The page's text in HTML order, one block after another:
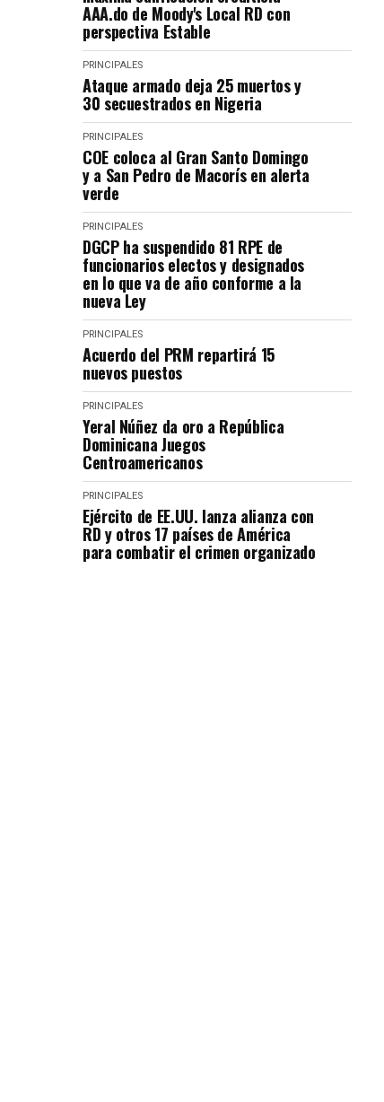
AAA.do de Moody's Local RD con
perspectiva Estable
PRINCIPALES
Ataque armado deja 25 muertos y
30 secuestrados en Nigeria
PRINCIPALES
COE coloca al Gran Santo Domingo
y a San Pedro de Macorís en alerta
verde
PRINCIPALES
DGCP ha suspendido 81 RPE de
funcionarios electos y designados
en lo que va de año conforme a la
nueva Ley
PRINCIPALES
Acuerdo del PRM repartirá 15
nuevos puestos
PRINCIPALES
Yeral Núñez da oro a República
Dominicana Juegos
Centroamericanos
PRINCIPALES
Ejército de EE.UU. lanza alianza con
RD y otros 17 países de América
para combatir el crimen organizado